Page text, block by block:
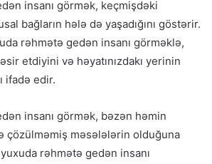
insanı görmək, keçmişdəki
bağların hələ də yaşadığını göstərir.
rəhmətə gedən insanı görməklə,
etdiyini və həyatınızdakı yerinin
ifadə edir.
insanı görmək, bəzən həmin
çözülməmiş məsələlərin olduğuna
rəhmətə gedən insanı